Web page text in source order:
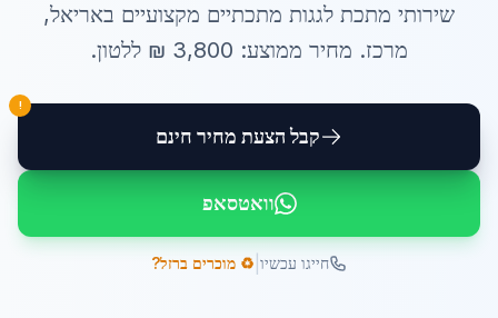
שירותי מתכת לגגות מתכתיים מקצועיים באריאל,
מרכז. מחיר ממוצע: 3,800 ₪ ללטון.
קבל הצעת מחיר חינם
!
וואטסאפ
חייגו עכשיו ♻️ מוכרים ברזל?